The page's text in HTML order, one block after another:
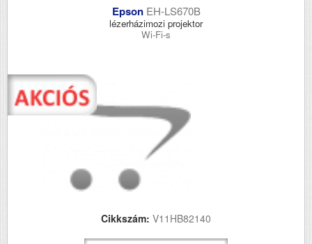
Epson EH-LS670B
lézerházimozi projektor
Wi-Fi-s
Cikkszám: V11HB82140